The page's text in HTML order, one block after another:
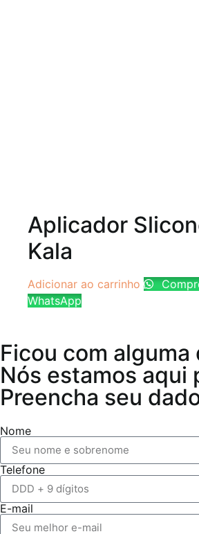
Aplicador
Kala
Adicionar ao carrinho
WhatsApp
Ficou com alguma
Nós estamos aqui
Preencha seu
Nome
Telefone
E-mail